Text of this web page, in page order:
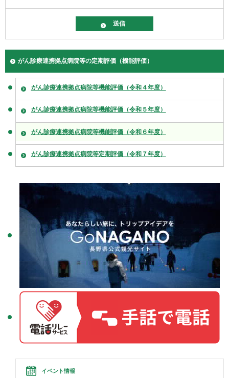
がん診療連携拠点病院等の定期評価（機能評価）
がん診療連携拠点病院等機能評価（令和４年度）
がん診療連携拠点病院等機能評価（令和５年度）
がん診療連携拠点病院等機能評価（令和６年度）
がん診療連携拠点病院等定期評価（令和７年度）
イベント情報